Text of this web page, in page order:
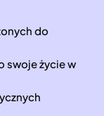
do
swoje życie w